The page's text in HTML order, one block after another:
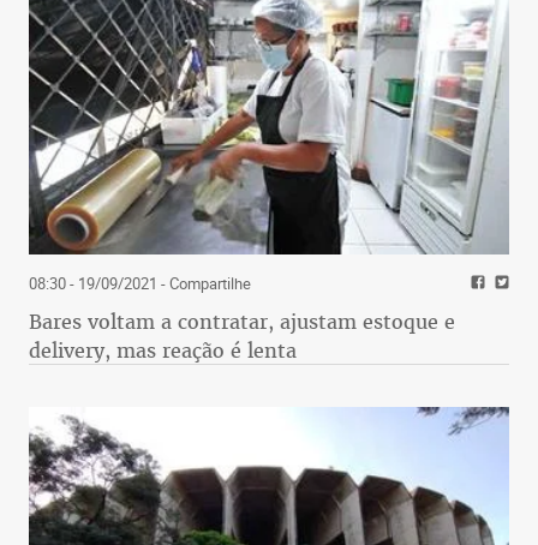
08:30 - 19/09/2021 - Compartilhe
Bares voltam a contratar, ajustam estoque e
delivery, mas reação é lenta